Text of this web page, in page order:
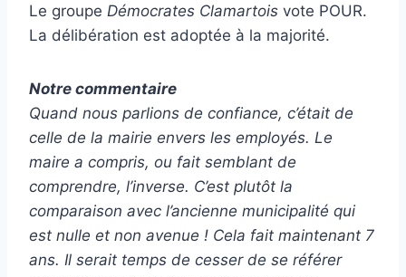
Le groupe Démocrates Clamartois vote POUR.
La délibération est adoptée à la majorité.
Notre commentaire
Quand nous parlions de confiance, c’était de
celle de la mairie envers les employés. Le
maire a compris, ou fait semblant de
comprendre, l’inverse. C’est plutôt la
comparaison avec l’ancienne municipalité qui
est nulle et non avenue ! Cela fait maintenant 7
ans. Il serait temps de cesser de se référer